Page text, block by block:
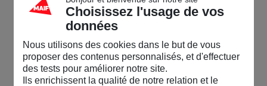
Choisissez l'usage de vos
données
Nous utilisons des cookies dans le but de vous
proposer des contenus personnalisés, et d'effectuer
des tests pour améliorer notre site.
Ils enrichissent la qualité de notre relation et le